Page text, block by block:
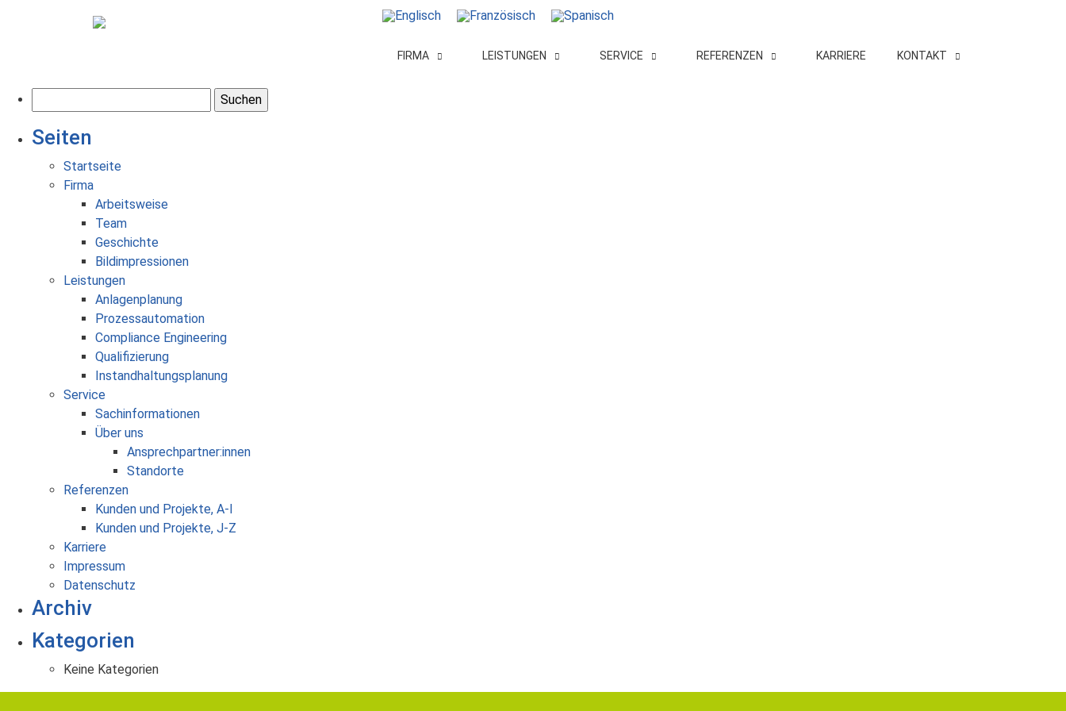
FIRMA LEISTUNGEN SERVICE REFERENZEN KARRIERE KONTAKT
u
c
Seiten
Startseite
Firma
Arbeitsweise
Team
Geschichte
Bildimpressionen
Leistungen
Anlagenplanung
Prozessautomation
Compliance Engineering
Qualifizierung
Instandhaltungsplanung
Service
Sachinformationen
Über uns
Ansprechpartner:innen
Standorte
Referenzen
Kunden und Projekte, A-I
Kunden und Projekte, J-Z
Karriere
Impressum
Datenschutz
Archiv
Kategorien
Keine Kategorien